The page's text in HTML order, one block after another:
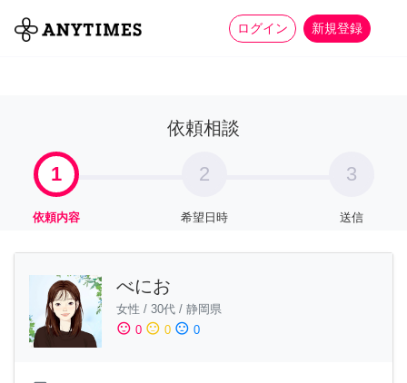
ログイン 新規登録
全て 家事 more_horiz
依頼相談
1
依頼内容
2
希望日時
3
送信
べにお
女性 / 30代 / 静岡県
sentiment_satisfied 0 sentiment_neutral 0 sentiment_dissatisfied 0